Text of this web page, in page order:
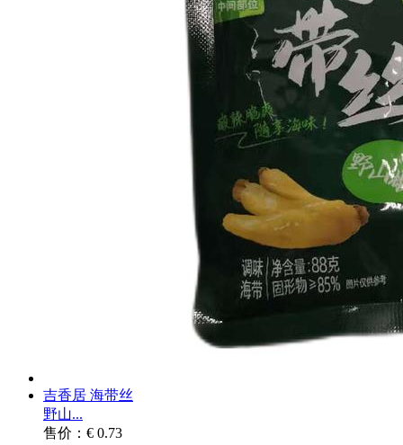
吉香居 海带丝
野山...
售价：€ 0.73